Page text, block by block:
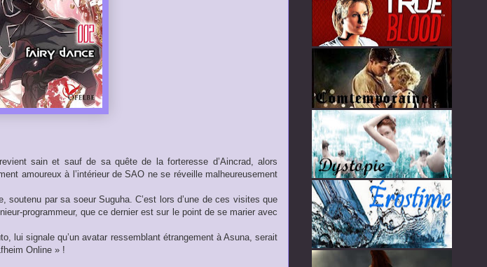
sain et sauf de sa quête de la forteresse d’Aincrad, alors
amoureux à l’intérieur de SAO ne se réveille malheureusement
soutenu par sa soeur Suguha. C’est lors d’une de ces visites que
programmeur, que ce dernier est sur le point de se marier avec
lui signale qu’un avatar ressemblant étrangement à Asuna, serait
Online » !